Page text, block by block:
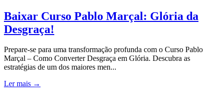
Baixar Curso Pablo Marçal: Glória da
Desgraça!
Prepare-se para uma transformação profunda com o Curso Pablo
Marçal – Como Converter Desgraça em Glória. Descubra as
estratégias de um dos maiores men...
Ler mais →